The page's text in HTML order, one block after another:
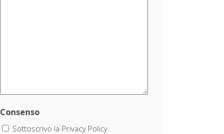
Consenso
Sottoscrivo la Privacy Policy.